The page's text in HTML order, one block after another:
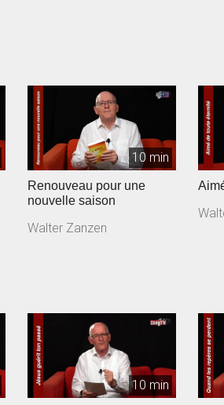
10 min
Renouveau pour une
nouvelle saison
Walter Zanzen
10 min